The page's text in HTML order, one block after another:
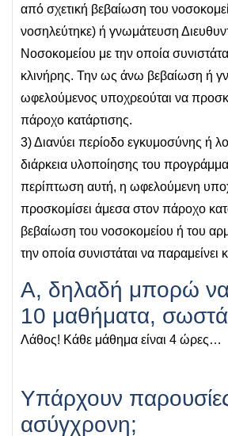
από σχετική βεβαίωση του
νοσηλεύτηκε) ή γνωμάτευση
Νοσοκομείου με την οποία
κλινήρης. Την ως άνω βεβαίωση ή
ωφελούμενος υποχρεούται να
πάροχο κατάρτισης.
3) Διανύει περίοδο εγκυμοσύνης ή
διάρκεια υλοποίησης του
περίπτωση αυτή, η ωφελούμενη
προσκομίσει άμεσα στον πάροχο
βεβαίωση του νοσοκομείου ή του
την οποία συνιστάται να παραμείνει
Α, δηλαδή μπορώ
10 μαθήματα,
Λάθος! Κάθε μάθημα είναι 4 ώρες…
Υπάρχουν
ασύγχρονη;